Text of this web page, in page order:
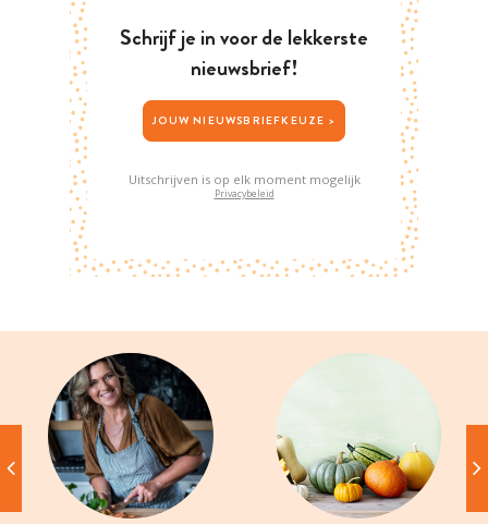
Schrijf je in voor de lekkerste
nieuwsbrief!
JOUW NIEUWSBRIEFKEUZE >
Uitschrijven is op elk moment mogelijk
Privacybeleid